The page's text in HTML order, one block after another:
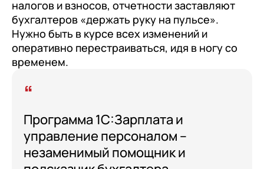
налогов и взносов, отчетности заставляют
бухгалтеров «держать руку на пульсе».
Нужно быть в курсе всех изменений и
оперативно перестраиваться, идя в ногу со
временем.
Программа 1С:Зарплата и
управление персоналом –
незаменимый помощник и
Переход с Terrasoft CRM на 1С:CRM или
1С-Битрикс 24
документооборот (КЭДО)
1С:Кабинет сотрудника
Внутренний документооборот (СЭД)
1С:Документооборот 8
1С:Управление холдингом
WA:Финансист
Отраслевые решения
Прочие отрасли
Контакты
Релокация
Грейды
Истории успеха